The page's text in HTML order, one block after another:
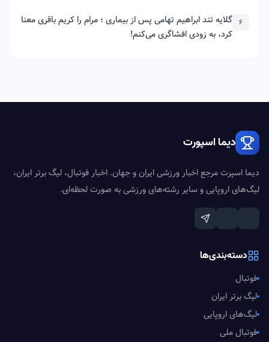
6 گلایه تند ابراهیم تهامی پس از بیماری ؛ مرام را کریم باقری معنا
کرد، به زودی افشاگری می‌کنم!
دیما اسپورت
دیما اسپرت مرجع اخبار ورزشی ایران و جهان. اخبار فوتبال، لیگ برتر ایران،
لیگ‌های اروپایی و سایر رشته‌های ورزشی به صورت لحظه‌ای.
دسته‌بندی‌ها
فوتبال
لیگ برتر ایران
لیگ‌های اروپایی
فوتبال ملی